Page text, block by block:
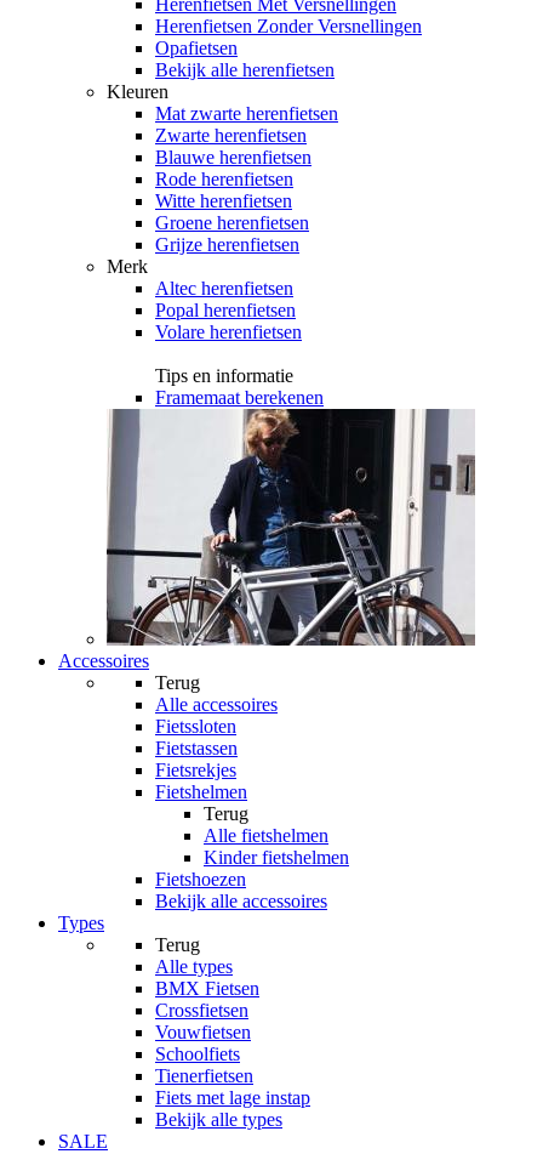
Herenfietsen Met Versnellingen
Herenfietsen Zonder Versnellingen
Opafietsen
Bekijk alle herenfietsen
Kleuren
Mat zwarte herenfietsen
Zwarte herenfietsen
Blauwe herenfietsen
Rode herenfietsen
Witte herenfietsen
Groene herenfietsen
Grijze herenfietsen
Merk
Altec herenfietsen
Popal herenfietsen
Volare herenfietsen
Tips en informatie
Framemaat berekenen
Accessoires
Terug
Alle accessoires
Fietssloten
Fietstassen
Fietsrekjes
Fietshelmen
Terug
Alle fietshelmen
Kinder fietshelmen
Fietshoezen
Bekijk alle accessoires
Types
Terug
Alle types
BMX Fietsen
Crossfietsen
Vouwfietsen
Schoolfiets
Tienerfietsen
Fiets met lage instap
Bekijk alle types
SALE